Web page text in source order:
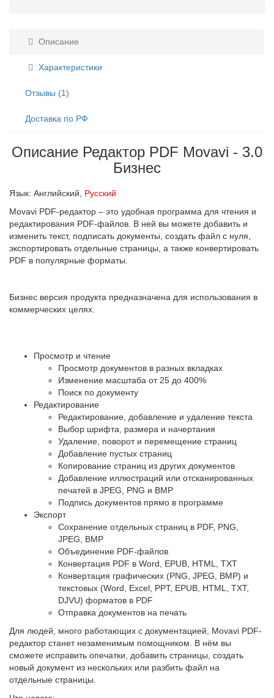
Описание
Характеристики
Отзывы (1)
Доставка по РФ
Описание Редактор PDF Movavi - 3.0
Бизнес
Язык: Английский, Русский
Movavi PDF-редактор – это удобная программа для чтения и
редактирования PDF-файлов. В ней вы можете добавить и
изменить текст, подписать документы, создать файл с нуля,
экспортировать отдельные страницы, а также конвертировать
PDF в популярные форматы.
Бизнес версия продукта предназначена для использования в
коммерческих целях.
Просмотр и чтение
Просмотр документов в разных вкладках
Изменение масштаба от 25 до 400%
Поиск по документу
Редактирование
Редактирование, добавление и удаление текста
Выбор шрифта, размера и начертания
Удаление, поворот и перемещение страниц
Добавление пустых страниц
Копирование страниц из других документов
Добавление иллюстраций или отсканированных
печатей в JPEG, PNG и BMP
Подпись документов прямо в программе
Экспорт
Сохранение отдельных страниц в PDF, PNG,
JPEG, BMP
Объединение PDF-файлов
Конвертация PDF в Word, EPUB, HTML, TXT
Конвертация графических (PNG, JPEG, BMP) и
текстовых (Word, Excel, PPT, EPUB, HTML, TXT,
DJVU) форматов в PDF
Отправка документов на печать
Для людей, много работающих с документацией, Movavi PDF-
редактор станет незаменимым помощником. В нём вы
сможете исправить опечатки, добавить страницы, создать
новый документ из нескольких или разбить файл на
отдельные страницы.